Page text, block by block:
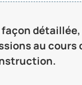
façon
au cours